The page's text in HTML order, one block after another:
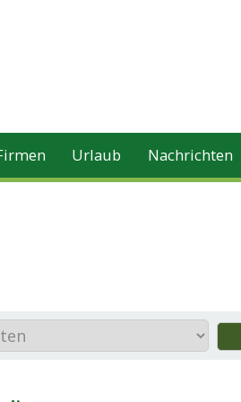
Urlaub Nachrichten